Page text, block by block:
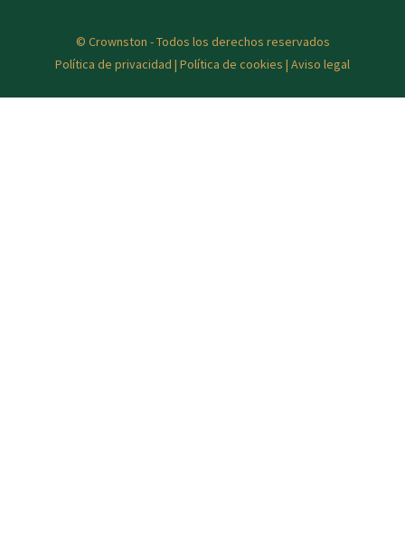
© Crownston - Todos los derechos reservados
Política de privacidad | Política de cookies | Aviso legal